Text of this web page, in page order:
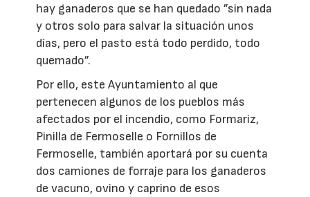
hay ganaderos que se han quedado ”sin nada
y otros solo para salvar la situación unos
días, pero el pasto está todo perdido, todo
quemado”.
Por ello, este Ayuntamiento al que
pertenecen algunos de los pueblos más
afectados por el incendio, como Formariz,
Pinilla de Fermoselle o Fornillos de
Fermoselle, también aportará por su cuenta
dos camiones de forraje para los ganaderos
de vacuno, ovino y caprino de esos